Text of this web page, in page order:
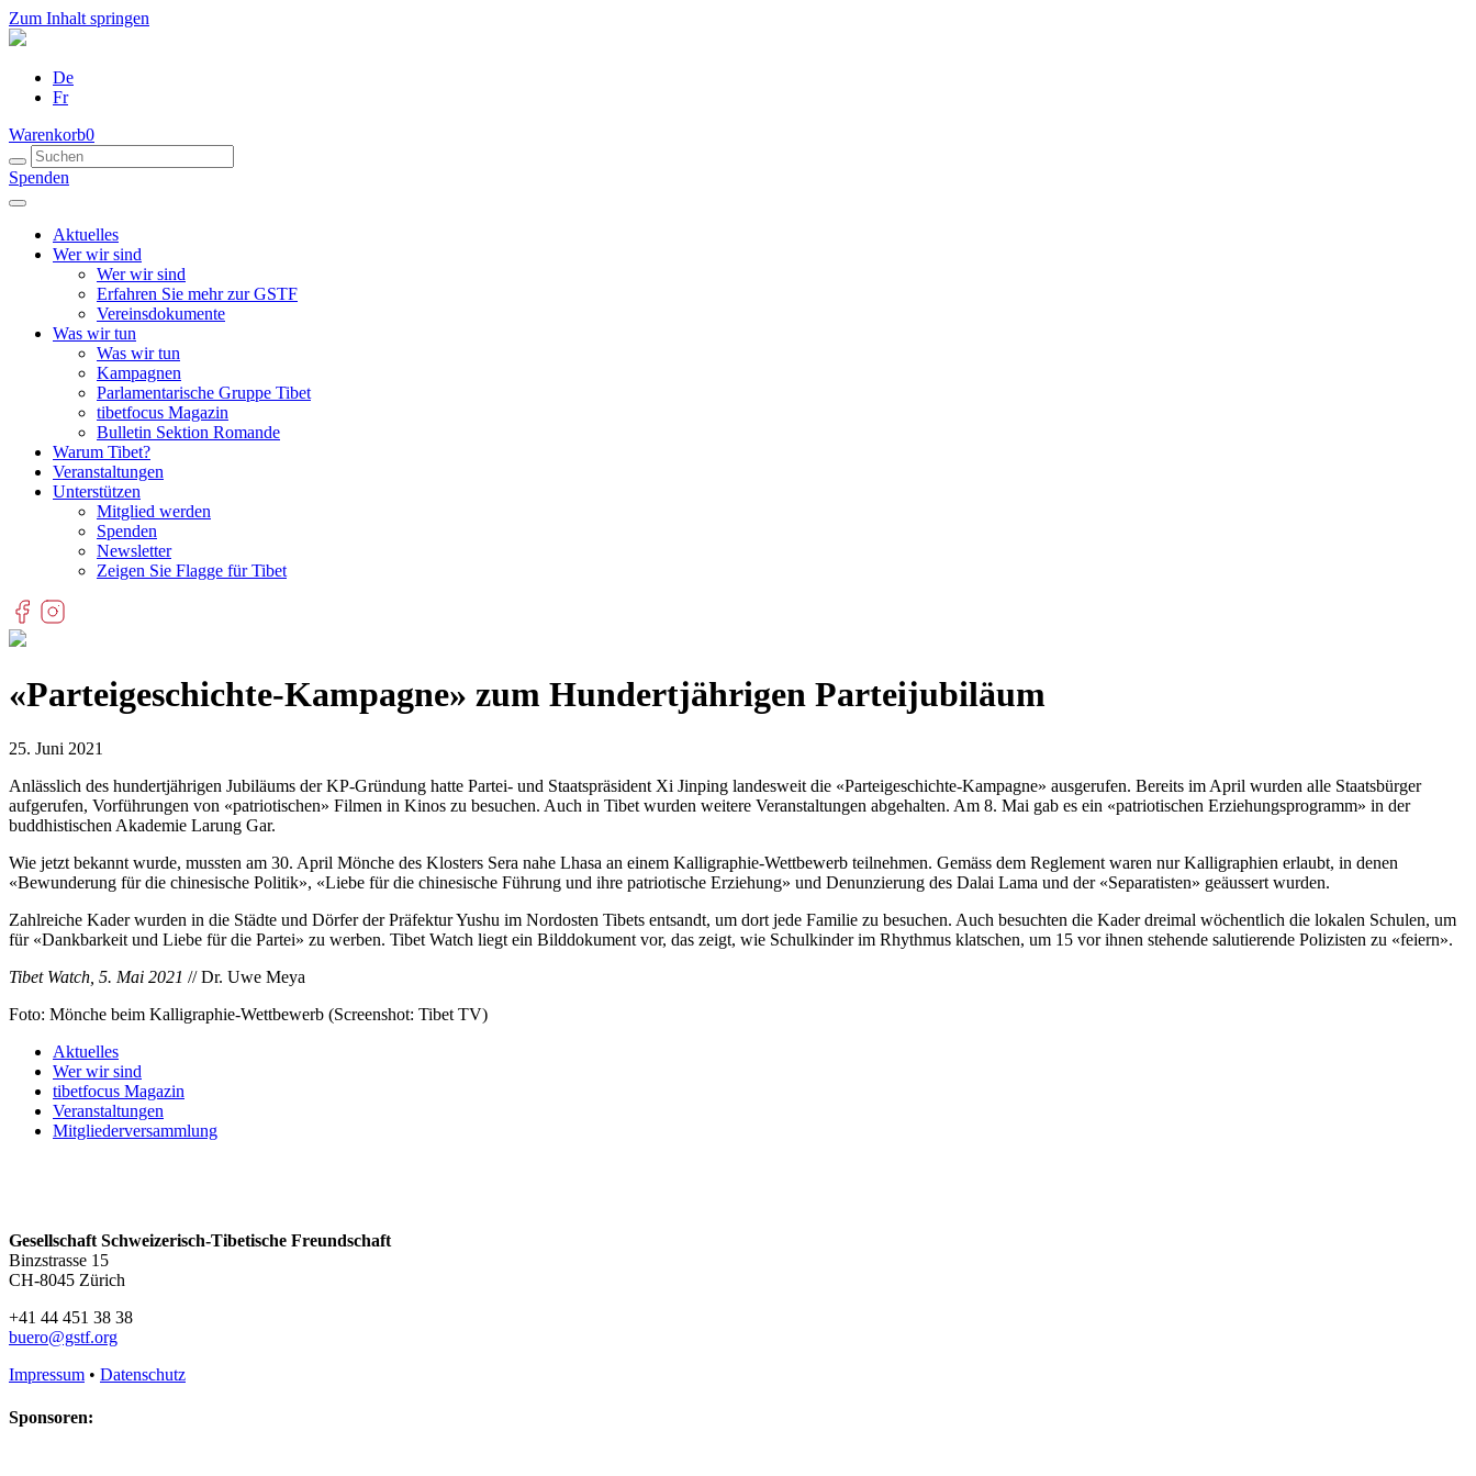
Zum Inhalt springen
De
Fr
Warenkorb0
Spenden
Aktuelles
Wer wir sind
Wer wir sind
Erfahren Sie mehr zur GSTF
Vereinsdokumente
Was wir tun
Was wir tun
Kampagnen
Parlamentarische Gruppe Tibet
tibetfocus Magazin
Bulletin Sektion Romande
Warum Tibet?
Veranstaltungen
Unterstützen
Mitglied werden
Spenden
Newsletter
Zeigen Sie Flagge für Tibet
«Parteigeschichte-Kampagne» zum Hundertjährigen Parteijubiläum
25. Juni 2021
Anlässlich des hundertjährigen Jubiläums der KP-Gründung hatte Partei- und Staatspräsident Xi Jinping landesweit die «Parteigeschichte-Kampagne» ausgerufen. Bereits im April wurden alle Staatsbürger
aufgerufen, Vorführungen von «patriotischen» Filmen in Kinos zu besuchen. Auch in Tibet wurden weitere Veranstaltungen abgehalten. Am 8. Mai gab es ein «patriotischen Erziehungsprogramm» in der
buddhistischen Akademie Larung Gar.
Wie jetzt bekannt wurde, mussten am 30. April Mönche des Klosters Sera nahe Lhasa an einem Kalligraphie-Wettbewerb teilnehmen. Gemäss dem Reglement waren nur Kalligraphien erlaubt, in denen
«Bewunderung für die chinesische Politik», «Liebe für die chinesische Führung und ihre patriotische Erziehung» und Denunzierung des Dalai Lama und der «Separatisten» geäussert wurden.
Zahlreiche Kader wurden in die Städte und Dörfer der Präfektur Yushu im Nordosten Tibets entsandt, um dort jede Familie zu besuchen. Auch besuchten die Kader dreimal wöchentlich die lokalen Schulen, um
für «Dankbarkeit und Liebe für die Partei» zu werben. Tibet Watch liegt ein Bilddokument vor, das zeigt, wie Schulkinder im Rhythmus klatschen, um 15 vor ihnen stehende salutierende Polizisten zu «feiern».
Tibet Watch, 5. Mai 2021 // Dr. Uwe Meya
Foto: Mönche beim Kalligraphie-Wettbewerb (Screenshot: Tibet TV)
Aktuelles
Wer wir sind
tibetfocus Magazin
Veranstaltungen
Mitgliederversammlung
Gesellschaft Schweizerisch-Tibetische Freundschaft
Binzstrasse 15
CH-8045 Zürich
+41 44 451 38 38
buero@gstf.org
Impressum • Datenschutz
Sponsoren: